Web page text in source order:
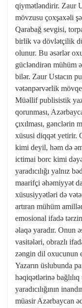
qiymətləndirir. Zaur
mövzusu çoxşaxəli
Qarabağ sevgisi,
birlik və dövlətçilik
olunur. Bu əsərlər
gücləndirən mühüm
bilər. Zaur Ustacın
vətənpərvərlik
Müəllif publisistik
qorunması,
çıxılması, gənclərin
xüsusi diqqət yetirir.
kimi deyil, həm də
ictimai borc kimi
yaradıcılığı yalnız
maarifçi əhəmiyyət
xüsusiyyətləri də
artıran mühüm
emosional ifadə
əlaqə yaradır. Onun
vasitələri, obrazlı
zəngin dil oxucunun
Yazarın üslubunda
həqiqətlərinə
yaradıcılığının
müasir Azərbaycan